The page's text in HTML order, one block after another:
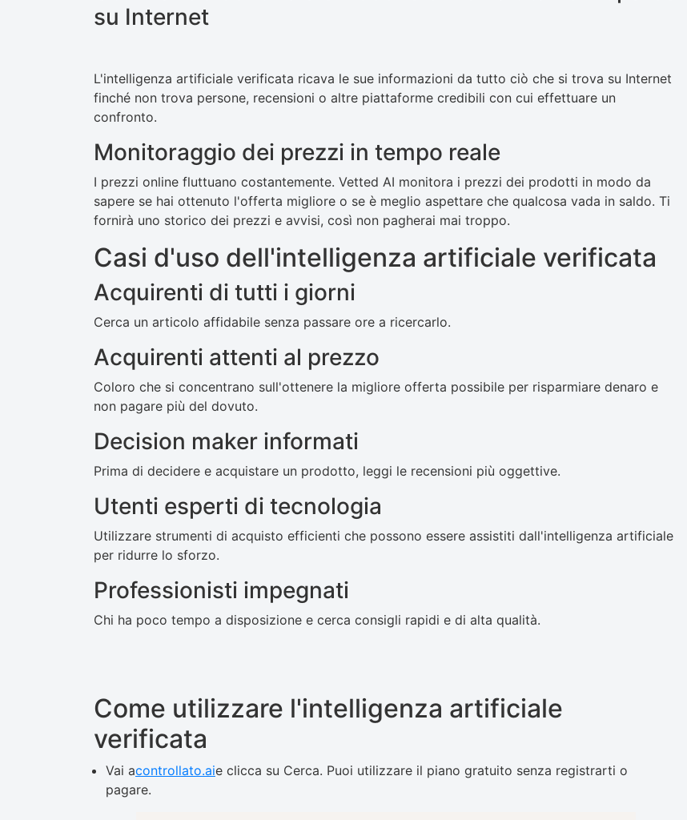
su Internet
L'intelligenza artificiale verificata ricava le sue informazioni da tutto ciò che si trova su Internet
finché non trova persone, recensioni o altre piattaforme credibili con cui effettuare un
confronto.
Monitoraggio dei prezzi in tempo reale
I prezzi online fluttuano costantemente. Vetted AI monitora i prezzi dei prodotti in modo da
sapere se hai ottenuto l'offerta migliore o se è meglio aspettare che qualcosa vada in saldo. Ti
fornirà uno storico dei prezzi e avvisi, così non pagherai mai troppo.
Casi d'uso dell'intelligenza artificiale verificata
Acquirenti di tutti i giorni
Cerca un articolo affidabile senza passare ore a ricercarlo.
Acquirenti attenti al prezzo
Coloro che si concentrano sull'ottenere la migliore offerta possibile per risparmiare denaro e
non pagare più del dovuto.
Decision maker informati
Prima di decidere e acquistare un prodotto, leggi le recensioni più oggettive.
Utenti esperti di tecnologia
Utilizzare strumenti di acquisto efficienti che possono essere assistiti dall'intelligenza artificiale
per ridurre lo sforzo.
Professionisti impegnati
Chi ha poco tempo a disposizione e cerca consigli rapidi e di alta qualità.
Come utilizzare l'intelligenza artificiale
verificata
Vai acontrollato.aie clicca su Cerca. Puoi utilizzare il piano gratuito senza registrarti o
pagare.